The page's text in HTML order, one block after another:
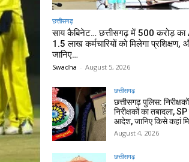
छत्तीसगढ़
साय कैबिनेट… छत्तीसगढ़ में 500 करोड़ का
1.5 लाख कर्मचारियों को मिलेगा प्रशिक्षण,
जानिए…
Swadha - August 5, 2026
छत्तीसगढ़
छत्तीसगढ़ पुलिस:
निरीक्षकों का तबादला,
आदेश, जानिए किसे कहां
August 4, 2026
छत्तीसगढ़